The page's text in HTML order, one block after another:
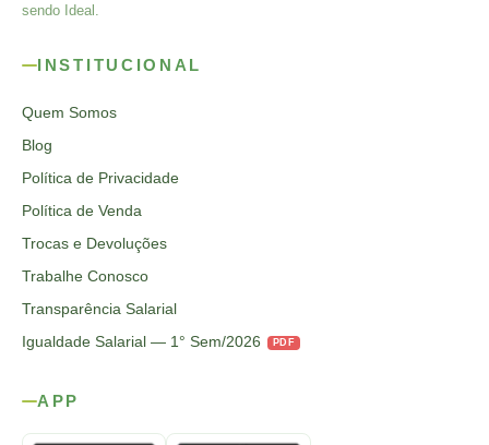
sendo Ideal.
INSTITUCIONAL
Quem Somos
Blog
Política de Privacidade
Política de Venda
Trocas e Devoluções
Trabalhe Conosco
Transparência Salarial
Igualdade Salarial — 1° Sem/2026
PDF
APP